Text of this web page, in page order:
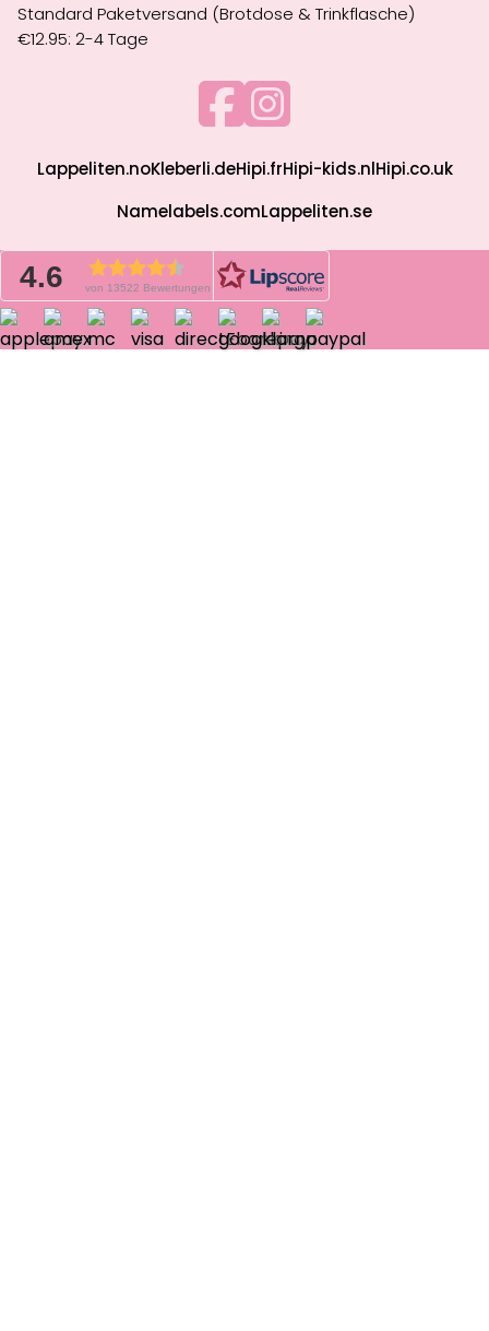
Standard Paketversand (Brotdose & Trinkflasche)
€12.95: 2-4 Tage
Lappeliten.noKleberli.deHipi.frHipi-kids.nlHipi.co.uk
Namelabels.comLappeliten.se
4.6 von 13522 Bewertungen